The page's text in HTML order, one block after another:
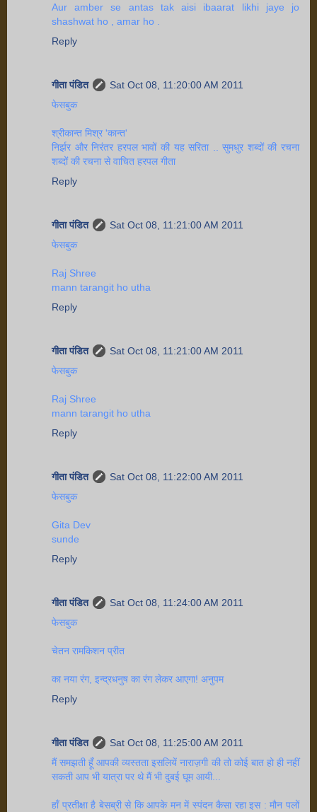
Aur amber se antas tak aisi ibaarat likhi jaye jo
shashwat ho , amar ho .
Reply
गीता पंडित
Sat Oct 08, 11:20:00 AM 2011
फेसबुक
श्रीकान्त मिश्र 'कान्त'
निर्झर और निरंतर हरपल भावों की यह सरिता .. सुमधुर शब्दों की रचना
शब्दों की रचना से वाचित हरपल गीता
Reply
गीता पंडित
Sat Oct 08, 11:21:00 AM 2011
फेसबुक
Raj Shree
mann tarangit ho utha
Reply
गीता पंडित
Sat Oct 08, 11:21:00 AM 2011
फेसबुक
Raj Shree
mann tarangit ho utha
Reply
गीता पंडित
Sat Oct 08, 11:22:00 AM 2011
फेसबुक
Gita Dev
sunde
Reply
गीता पंडित
Sat Oct 08, 11:24:00 AM 2011
फेसबुक
चेतन रामकिशन प्रीत
का नया रंग, इन्द्रधनुष का रंग लेकर आएगा! अनुपम
Reply
गीता पंडित
Sat Oct 08, 11:25:00 AM 2011
मैं समझती हूँ आपकी व्यस्तता इसलियें नाराज़गी की तो कोई बात हो ही नहीं
सकती आप भी यात्रा पर थे मैं भी दुबई घूम आयी...
हाँ प्रतीक्षा है बेसब्री से कि आपके मन में स्पंदन कैसा रहा इस : मौन पलों